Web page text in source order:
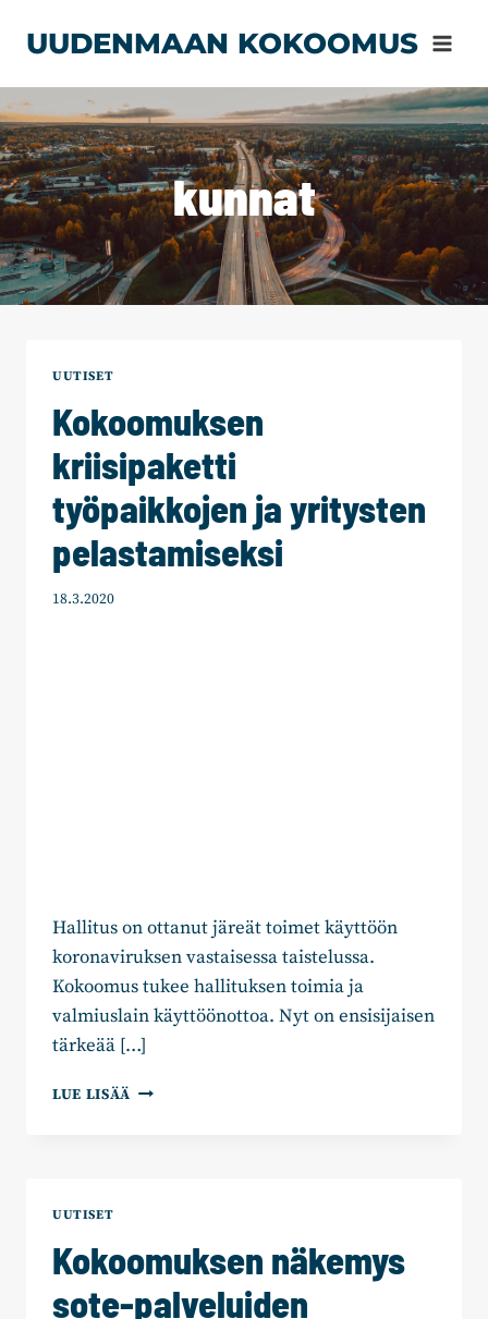
sisältöön
UUDENMAAN KOKOOMUS
kunnat
UUTISET
Kokoomuksen
kriisipaketti
työpaikkojen ja yritysten
pelastamiseksi
18.3.2020
Hallitus on ottanut järeät toimet käyttöön
koronaviruksen vastaisessa taistelussa.
Kokoomus tukee hallituksen toimia ja
valmiuslain käyttöönottoa. Nyt on ensisijaisen
tärkeää […]
LUE LISÄÄ KOKOOMUKSEN
UUTISET
Kokoomuksen näkemys
sote-palveluiden